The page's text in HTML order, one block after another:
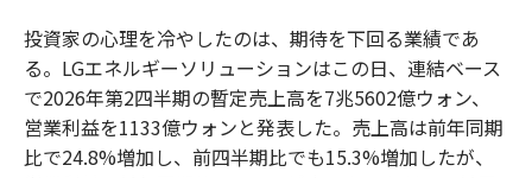
投資家の心理を冷やしたのは、期待を下回る業績であ
る。LGエネルギーソリューションはこの日、連結ベース
で2026年第2四半期の暫定売上高を7兆5602億ウォン、
営業利益を1133億ウォンと発表した。売上高は前年同期
比で24.8%増加し、前四半期比でも15.3%増加したが、